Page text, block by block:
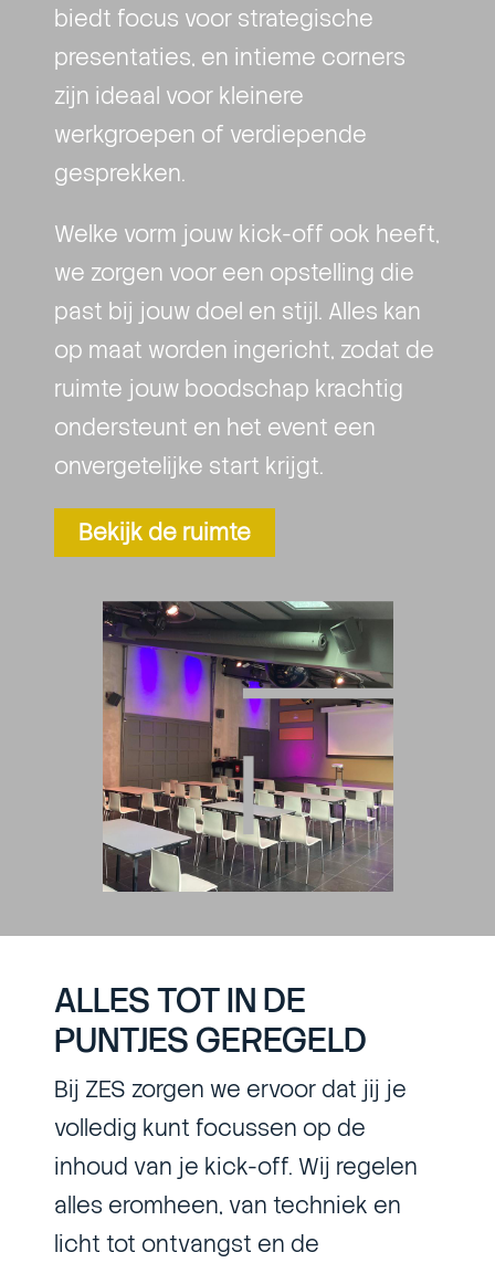
biedt focus voor strategische
presentaties, en intieme corners
zijn ideaal voor kleinere
werkgroepen of verdiepende
gesprekken.
Welke vorm jouw kick-off ook heeft,
we zorgen voor een opstelling die
past bij jouw doel en stijl. Alles kan
op maat worden ingericht, zodat de
ruimte jouw boodschap krachtig
ondersteunt en het event een
onvergetelijke start krijgt.
Bekijk de ruimte
ALLES TOT IN DE
PUNTJES GEREGELD
Bij ZES zorgen we ervoor dat jij je
volledig kunt focussen op de
inhoud van je kick-off. Wij regelen
alles eromheen, van techniek en
licht tot ontvangst en de